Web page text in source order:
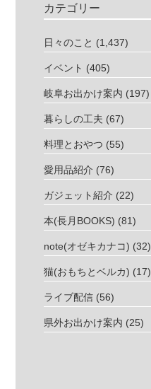
カテゴリー
日々のこと (1,437)
イベント (405)
岐阜お出かけ案内 (197)
暮らしの工夫 (67)
料理とおやつ (55)
愛用品紹介 (76)
ガジェット紹介 (22)
本(長月BOOKS) (81)
note(オゼキカナコ) (32)
猫(おもちとベルカ) (17)
ライブ配信 (56)
県外お出かけ案内 (25)